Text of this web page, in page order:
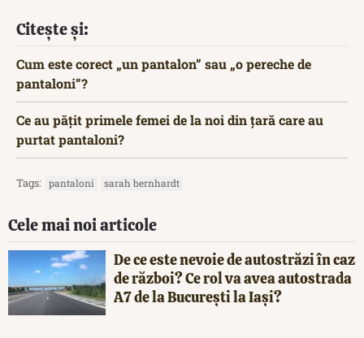
Citește și:
Cum este corect „un pantalon” sau „o pereche de
pantaloni”?
Ce au pățit primele femei de la noi din țară care au
purtat pantaloni?
Tags: pantaloni sarah bernhardt
Cele mai noi articole
De ce este nevoie de autostrăzi în caz
de război? Ce rol va avea autostrada
A7 de la București la Iași?